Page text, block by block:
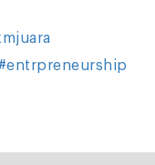
#entrpreneurship